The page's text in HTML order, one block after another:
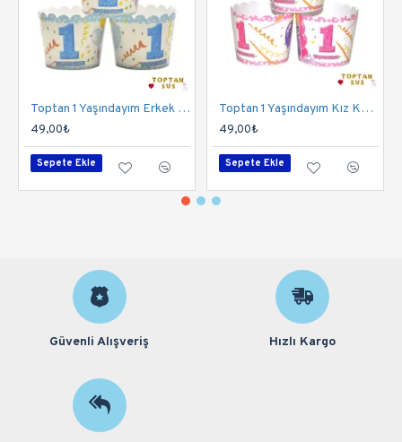
Toptan 1 Yaşındayım Erkek Kek Kapsülü
49,00₺
Sepete Ekle
Toptan 1 Yaşındayım Kız Kek Kapsülü
49,00₺
Sepete Ekle
Güvenli Alışveriş Hızlı Kargo